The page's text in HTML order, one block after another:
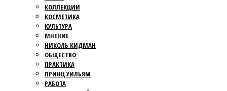
КОЛЛЕКЦИИ
КОСМЕТИКА
КУЛЬТУРА
МНЕНИЕ
НИКОЛЬ КИДМАН
ОБЩЕСТВО
ПРАКТИКА
ПРИНЦ УИЛЬЯМ
РАБОТА